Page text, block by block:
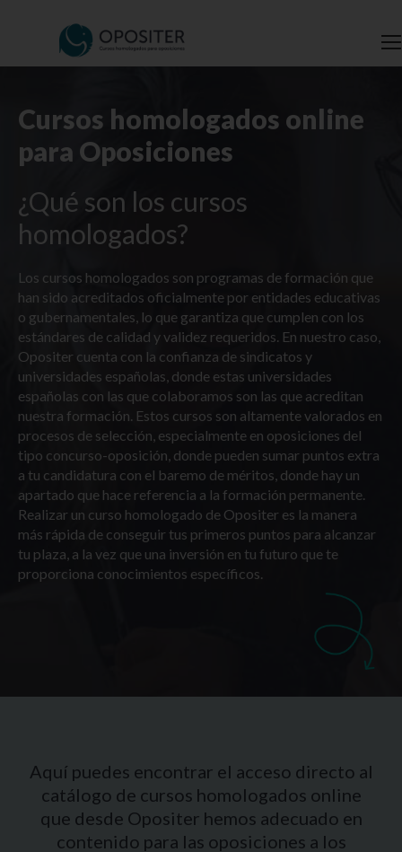
Cursos homologados online
para Oposiciones
¿Qué son los cursos
homologados?
Los cursos homologados son programas de formación que
han sido acreditados oficialmente por entidades educativas
o gubernamentales, lo que garantiza que cumplen con los
estándares de calidad y validez requeridos. En nuestro caso,
Opositer cuenta con la confianza de sindicatos y
universidades españolas, donde estas universidades
españolas con las que colaboramos son las que acreditan
nuestra formación. Estos cursos son altamente valorados en
procesos de selección, especialmente en oposiciones del
tipo concurso-oposición, donde pueden sumar puntos extra
a tu candidatura con el baremo de méritos, donde hay un
apartado que hace referencia a la formación permanente.
Realizar un curso homologado de Opositer es la manera
más rápida de conseguir tus primeros puntos para alcanzar
tu plaza, a la vez que una inversión en tu futuro que te
proporciona conocimientos específicos.
Aquí puedes encontrar el acceso directo al
catálogo de cursos homologados online
que desde Opositer hemos adecuado en
contenido para las oposiciones a los